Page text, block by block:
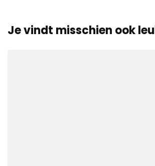
Je vindt misschien ook